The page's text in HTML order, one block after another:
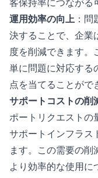
運用効率の向上 ：
決することで、企業
度を削減できます。
単に問題に対応する
点を当てることがで
サポートコストの削
ポートリクエストの
サポートインフラス
ます。この需要の
より効率的な使用に